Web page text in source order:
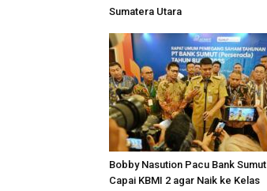
Sumatera Utara
Bobby Nasution Pacu Bank Sumut
Capai KBMI 2 agar Naik ke Kelas